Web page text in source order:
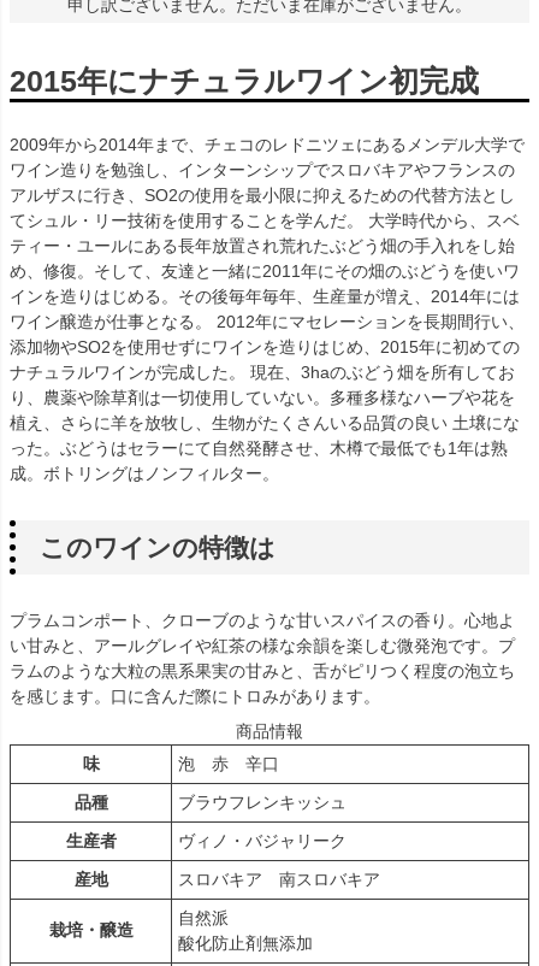
申し訳ございません。ただいま在庫がございません。
2015年にナチュラルワイン初完成
2009年から2014年まで、チェコのレドニツェにあるメンデル大学で
ワイン造りを勉強し、インターンシップでスロバキアやフランスの
アルザスに行き、SO2の使用を最小限に抑えるための代替方法とし
てシュル・リー技術を使用することを学んだ。 大学時代から、スベ
ティー・ユールにある長年放置され荒れたぶどう畑の手入れをし始
め、修復。そして、友達と一緒に2011年にその畑のぶどうを使いワ
インを造りはじめる。その後毎年毎年、生産量が増え、2014年には
ワイン醸造が仕事となる。 2012年にマセレーションを長期間行い、
添加物やSO2を使用せずにワインを造りはじめ、2015年に初めての
ナチュラルワインが完成した。 現在、3haのぶどう畑を所有してお
り、農薬や除草剤は一切使用していない。多種多様なハーブや花を
植え、さらに羊を放牧し、生物がたくさんいる品質の良い 土壌にな
った。ぶどうはセラーにて自然発酵させ、木樽で最低でも1年は熟
成。ボトリングはノンフィルター。
このワインの特徴は
プラムコンポート、クローブのような甘いスパイスの香り。心地よ
い甘みと、アールグレイや紅茶の様な余韻を楽しむ微発泡です。プ
ラムのような大粒の黒系果実の甘みと、舌がピリつく程度の泡立ち
を感じます。口に含んだ際にトロみがあります。
商品情報
味
泡 赤 辛口
品種
ブラウフレンキッシュ
生産者
ヴィノ・バジャリーク
産地
スロバキア 南スロバキア
栽培・醸造
自然派
酸化防止剤無添加